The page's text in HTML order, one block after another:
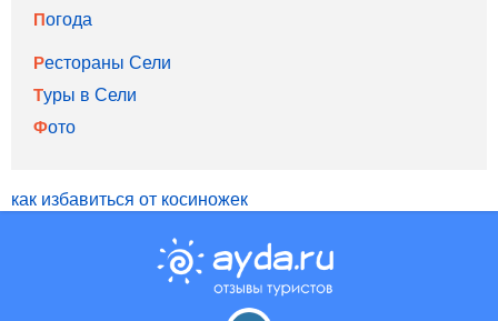
Погода
Рестораны Сели
Туры в Сели
Фото
как избавиться от косиножек